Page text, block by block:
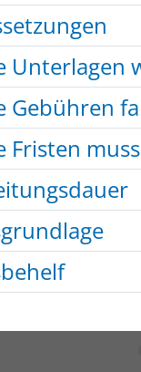
Unterlagen
Gebühren
Fristen